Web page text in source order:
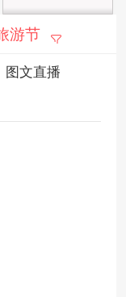
游节
图文直播